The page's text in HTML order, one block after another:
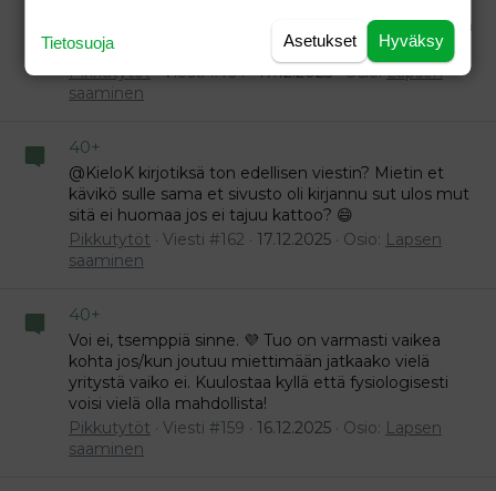
fiksumpaa olis odottaa keskiviikkoon eli jouluaattoon
DPO 11 että varmasti näkyis. Ois ihan paras...
Pikkutytöt
Viesti #164 17.12.2025 Osio:Lapsen
saaminen
40+
@KieloK kirjotiksä ton edellisen viestin? Mietin et
kävikö sulle sama et sivusto oli kirjannu sut ulos mut
sitä ei huomaa jos ei tajuu kattoo? 😄
Pikkutytöt
Viesti #162 17.12.2025 Osio: Lapsen
saaminen
40+
Voi ei, tsemppiä sinne. 💜 Tuo on varmasti vaikea
kohta jos/kun joutuu miettimään jatkaako vielä
yritystä vaiko ei. Kuulostaa kyllä että fysiologisesti
voisi vielä olla mahdollista!
Pikkutytöt
Viesti #159 16.12.2025 Osio: Lapsen
saaminen
Hyväksy
Asetukset
Tietosuoja